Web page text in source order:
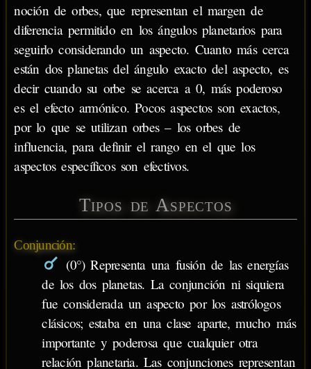
noción de orbes, que representan el margen de
diferencia permitido en los ángulos planetarios para
seguirlo considerando un aspecto. Cuanto más cerca
están dos planetas del ángulo exacto del aspecto, es
decir cuando su orbe se acerca a 0, más poderoso
es el efecto armónico. Pocos aspectos son exactos,
por lo que se utilizan orbes – los orbes de
influencia, para definir el rango en el que los
aspectos específicos son efectivos.
Tipos de Aspectos
Conjunción:
(0°) Representa una fusión de las energías
de los dos planetas. La conjunción ni siquiera
fue considerada un aspecto por los astrólogos
clásicos; estaba en una clase aparte, mucho más
importante y poderosa que cualquier otra
relación planetaria. Las conjunciones representan